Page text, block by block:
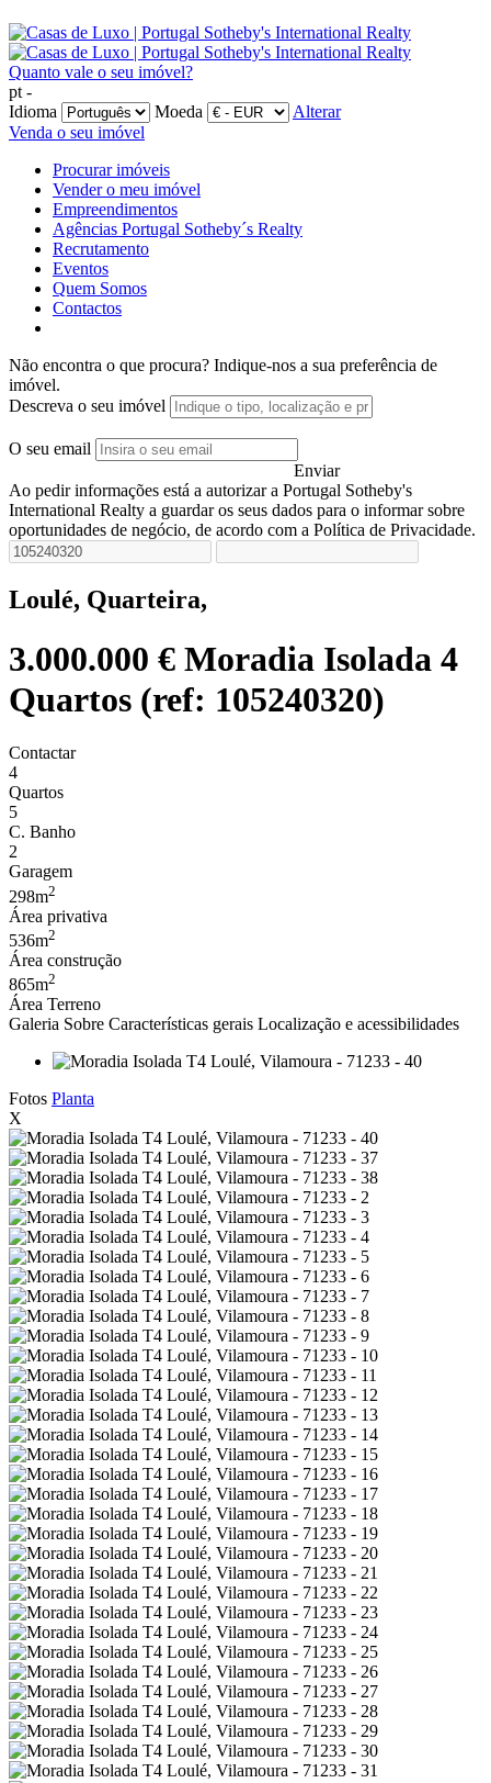
Quanto vale o seu imóvel?
pt -
Idioma
Moeda
Alterar
Venda o seu imóvel
Procurar imóveis
Vender o meu imóvel
Empreendimentos
Agências Portugal Sotheby´s Realty
Recrutamento
Eventos
Quem Somos
Contactos
Não encontra o que procura? Indique-nos a sua preferência de
imóvel.
Descreva o seu imóvel
O seu email
Enviar
Ao pedir informações está a autorizar a Portugal Sotheby's
International Realty a guardar os seus dados para o informar sobre
oportunidades de negócio, de acordo com a Política de Privacidade.
Loulé, Quarteira,
3.000.000 € Moradia Isolada 4
Quartos (ref: 105240320)
Contactar
4
Quartos
5
C. Banho
2
Garagem
298m2
Área privativa
536m2
Área construção
865m2
Área Terreno
Galeria Sobre Características gerais Localização e acessibilidades
Fotos Planta
X